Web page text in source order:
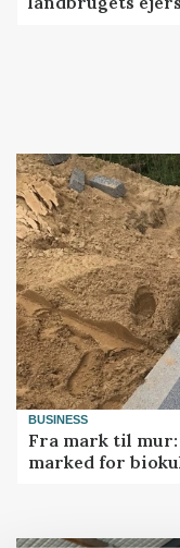
BUSINESS
Fra mark til
marked for